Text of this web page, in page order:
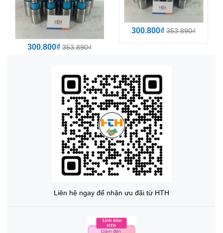
300.800₫ 353.890₫
300.800₫ 353.890₫
Liên hệ ngay để nhận ưu đãi từ HTH